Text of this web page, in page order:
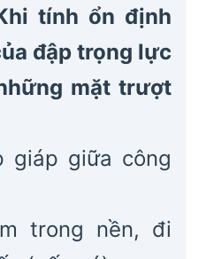
tính ổn định
đập trọng lực
mặt trượt
giáp giữa công
trong nền, đi